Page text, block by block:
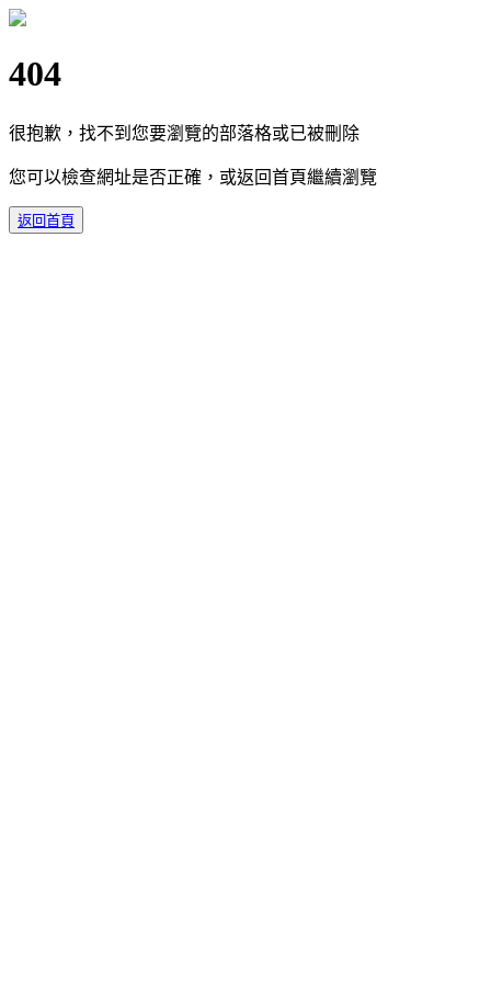
404
很抱歉，找不到您要瀏覽的部落格或已被刪除
您可以檢查網址是否正確，或返回首頁繼續瀏覽
返回首頁